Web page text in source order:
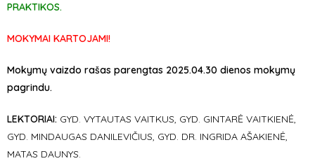
PRAKTIKOS.
MOKYMAI KARTOJAMI!
Mokymų vaizdo rašas parengtas 2025.04.30 dienos mokymų
pagrindu.
LEKTORIAI: GYD. VYTAUTAS VAITKUS, GYD. GINTARĖ VAITKIENĖ,
GYD. MINDAUGAS DANILEVIČIUS, GYD. DR. INGRIDA AŠAKIENĖ,
MATAS DAUNYS.